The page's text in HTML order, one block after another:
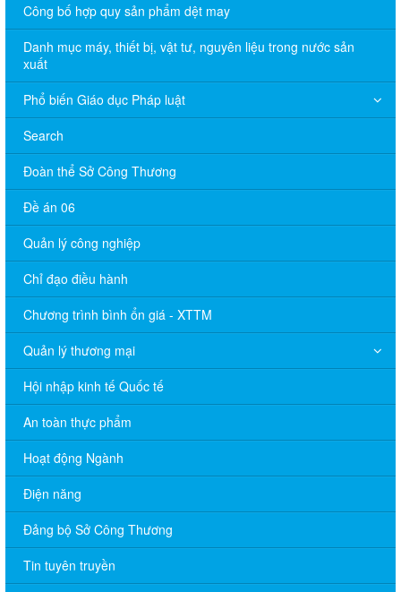
Công bố hợp quy sản phẩm dệt may
Danh mục máy, thiết bị, vật tư, nguyên liệu trong nước sản
xuất
Phổ biến Giáo dục Pháp luật
Search
Đoàn thể Sở Công Thương
Đề án 06
Quản lý công nghiệp
Chỉ đạo điều hành
Chương trình bình ổn giá - XTTM
Quản lý thương mại
Hội nhập kinh tế Quốc tế
An toàn thực phẩm
Hoạt động Ngành
Điện năng
Đảng bộ Sở Công Thương
Tin tuyên truyền